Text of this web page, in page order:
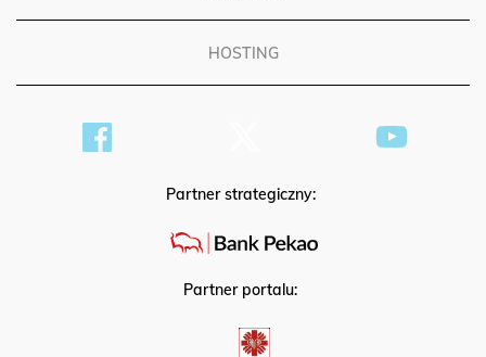
HOSTING
Partner strategiczny:
Partner portalu: